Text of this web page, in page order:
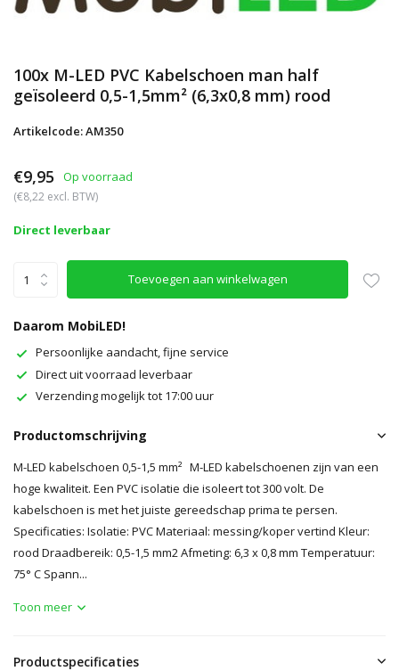
100x M-LED PVC Kabelschoen man half
geïsoleerd 0,5-1,5mm² (6,3x0,8 mm) rood
Artikelcode: AM350
€9,95 Op voorraad
(€8,22 excl. BTW)
Direct leverbaar
Toevoegen aan winkelwagen
Daarom MobiLED!
Persoonlijke aandacht, fijne service
Direct uit voorraad leverbaar
Verzending mogelijk tot 17:00 uur
Productomschrijving
M-LED kabelschoen 0,5-1,5 mm² M-LED kabelschoenen zijn van een
hoge kwaliteit. Een PVC isolatie die isoleert tot 300 volt. De
kabelschoen is met het juiste gereedschap prima te persen.
Specificaties: Isolatie: PVC Materiaal: messing/koper vertind Kleur:
rood Draadbereik: 0,5-1,5 mm2 Afmeting: 6,3 x 0,8 mm Temperatuur:
75° C Spann...
Toon meer
Productspecificaties